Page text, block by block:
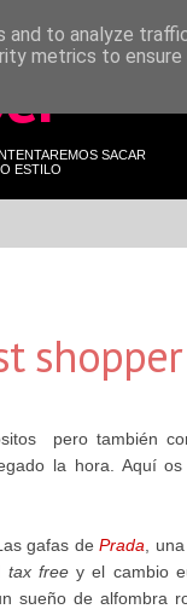
SACAR
ESTILO
shopper
pero también
la hora. Aquí
gafas dePrada ,
tax freey el cambio
sueño de alfombra
to analyze
metrics to